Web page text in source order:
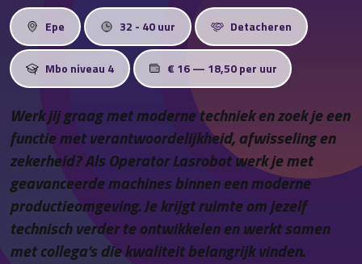
Over ons
Vestigingen
Contact
Epe 32 - 40 uur Detacheren
Mbo niveau 4 € 16 — 18,50 per uur
Werk jij graag met moderne techniek en zoek je een
functie met verantwoordelijkheid, afwisseling en
zekerheid? Als Operator Lasrobot werk je met
geavanceerde machines binnen een moderne
productieomgeving. Je krijgt ruimte om jezelf
technisch verder te ontwikkelen en werkt samen
met collega’s die kwaliteit belangrijk vinden.